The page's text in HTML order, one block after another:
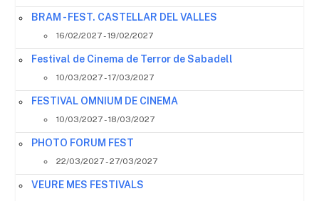
BRAM - FEST. CASTELLAR DEL VALLES
16/02/2027 - 19/02/2027
Festival de Cinema de Terror de Sabadell
10/03/2027 - 17/03/2027
FESTIVAL OMNIUM DE CINEMA
10/03/2027 - 18/03/2027
PHOTO FORUM FEST
22/03/2027 - 27/03/2027
VEURE MES FESTIVALS